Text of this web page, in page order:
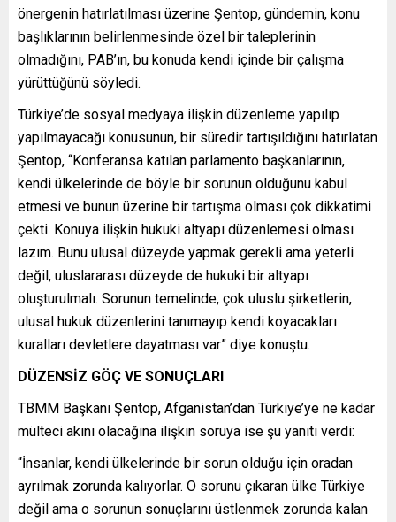
önergenin hatırlatılması üzerine Şentop, gündemin, konu
başlıklarının belirlenmesinde özel bir taleplerinin
olmadığını, PAB’ın, bu konuda kendi içinde bir çalışma
yürüttüğünü söyledi.
Türkiye’de sosyal medyaya ilişkin düzenleme yapılıp
yapılmayacağı konusunun, bir süredir tartışıldığını hatırlatan
Şentop, “Konferansa katılan parlamento başkanlarının,
kendi ülkelerinde de böyle bir sorunun olduğunu kabul
etmesi ve bunun üzerine bir tartışma olması çok dikkatimi
çekti. Konuya ilişkin hukuki altyapı düzenlemesi olması
lazım. Bunu ulusal düzeyde yapmak gerekli ama yeterli
değil, uluslararası düzeyde de hukuki bir altyapı
oluşturulmalı. Sorunun temelinde, çok uluslu şirketlerin,
ulusal hukuk düzenlerini tanımayıp kendi koyacakları
kuralları devletlere dayatması var” diye konuştu.
DÜZENSİZ GÖÇ VE SONUÇLARI
TBMM Başkanı Şentop, Afganistan’dan Türkiye’ye ne kadar
mülteci akını olacağına ilişkin soruya ise şu yanıtı verdi:
“İnsanlar, kendi ülkelerinde bir sorun olduğu için oradan
ayrılmak zorunda kalıyorlar. O sorunu çıkaran ülke Türkiye
değil ama o sorunun sonuçlarını üstlenmek zorunda kalan